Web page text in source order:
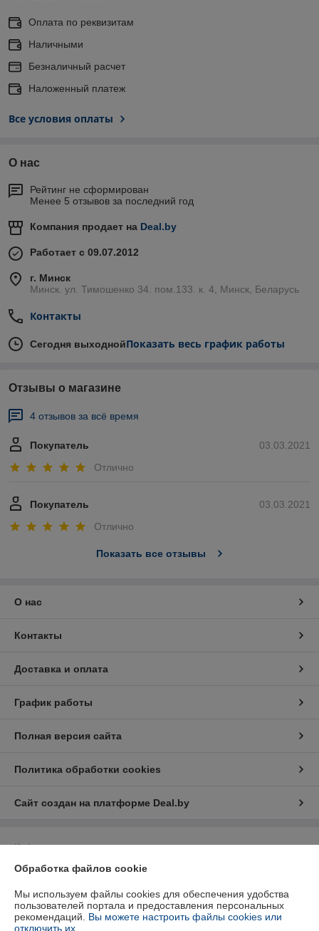
Оплата по реквизитам
Наличными
Безналичный расчет
Наложенный платеж
Все условия оплаты
О нас
Рейтинг не сформирован
Менее 5 отзывов за последний год
Компания продает на Deal.by
Работает с 09.07.2012
г. Минск
Минск. ул. Тимошенко 34. пом.133. к. 4, Минск, Беларусь
Контакты
Сегодня выходнойПоказать весь график работы
Отзывы о магазине
4 отзывов за всё время
03.03.2021
Покупатель
Отлично
03.03.2021
Покупатель
Отлично
Показать все отзывы
О нас
Контакты
Доставка и оплата
График работы
Полная версия сайта
Политика обработки cookies
Сайт создан на платформе Deal.by
Информация для покупателя
Юридическое лицо:Частное предприятие "Ком Седика"
Регистрационный номер ЕГР: 191720086
УНП: 191720086
Обработка файлов cookie
Мы используем файлы cookies для обеспечения удобства
пользователей портала и предоставления персональных
рекомендаций. Вы можете настроить файлы cookies или
отключить их.